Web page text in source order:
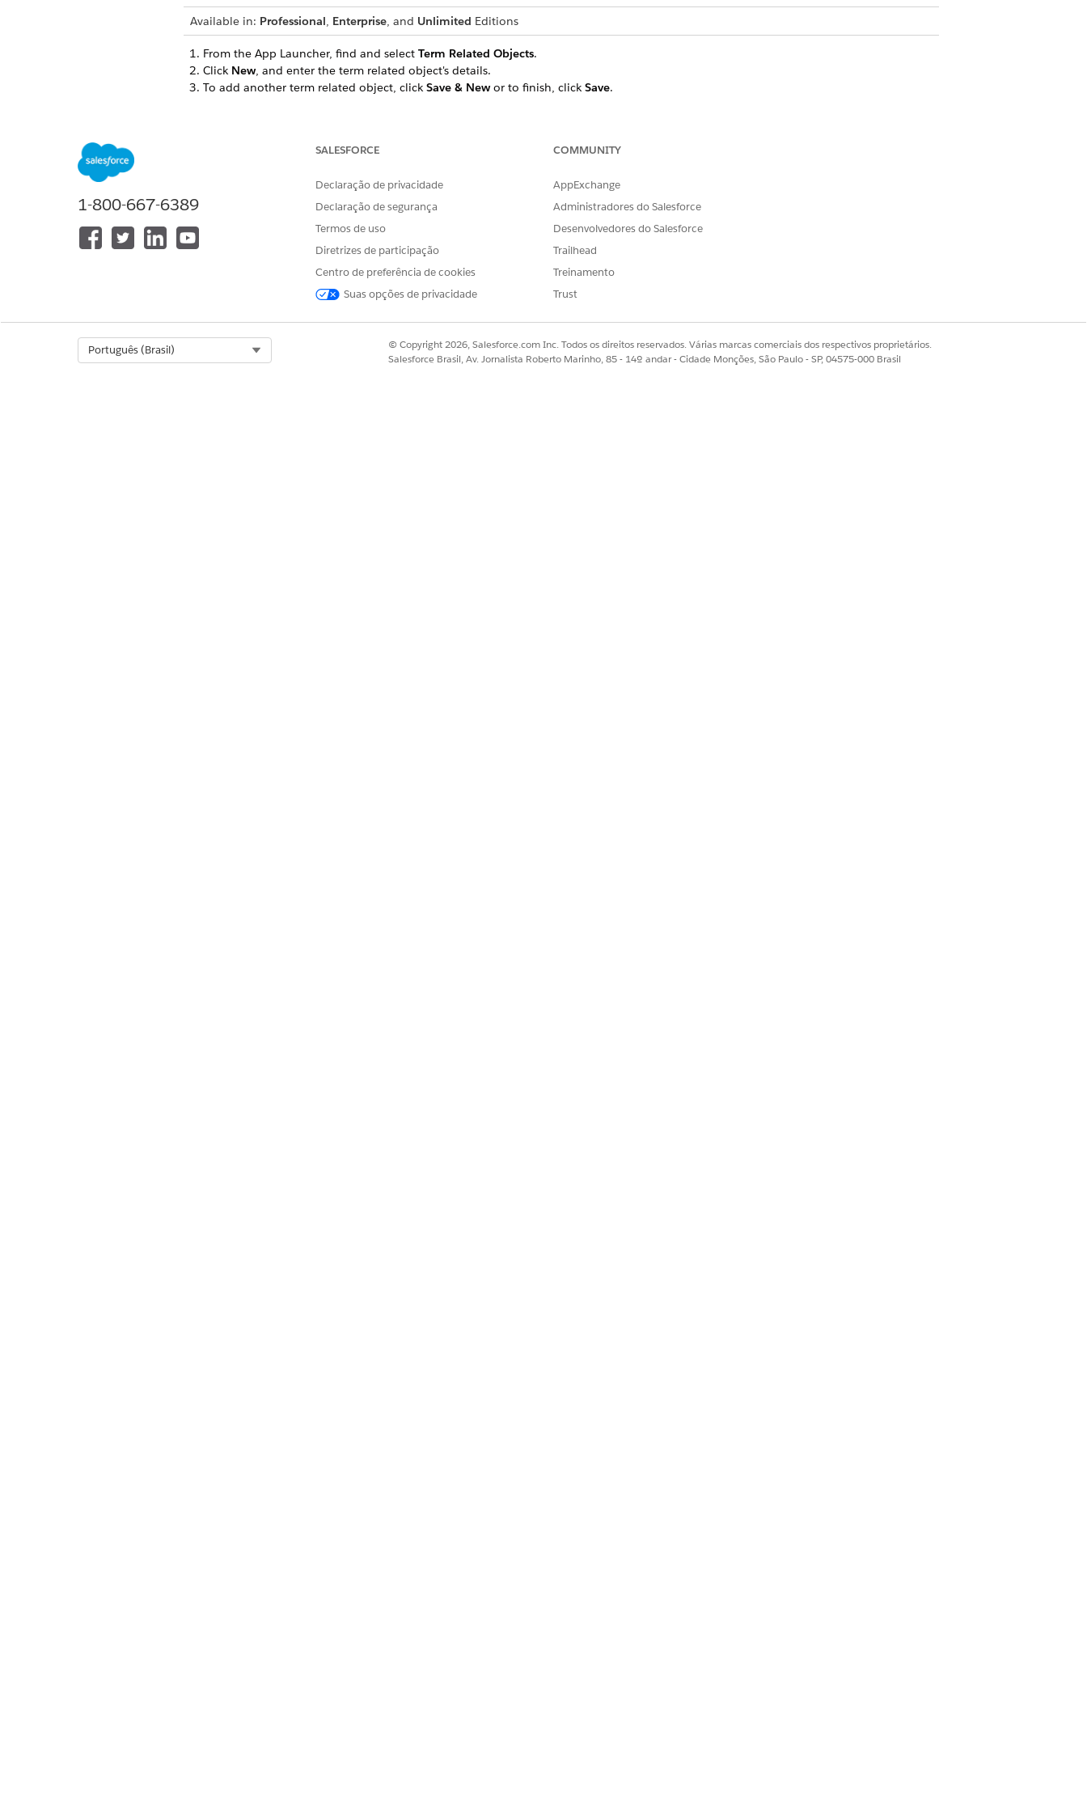
Available in: Professional, Enterprise, and Unlimited Editions
From the App Launcher, find and select Term Related Objects.
Click New, and enter the term related object's details.
To add another term related object, click Save & Newor to finish, click Save.
ESTE ARTIGO RESOLVEU SEU PROBLEMA?
1-800-667-6389
SALESFORCE
Declaração de privacidade
Declaração de segurança
Termos de uso
Diretrizes de participação
Centro de preferência de cookies
Suas opções de privacidade
COMMUNITY
AppExchange
Administradores do Salesforce
Desenvolvedores do Salesforce
Trailhead
Treinamento
Trust
Português (Brasil)
© Copyright 2026, Salesforce.com Inc. Todos os direitos reservados. Várias marcas comerciais dos respectivos proprietários.
Salesforce Brasil, Av. Jornalista Roberto Marinho, 85 - 14º andar - Cidade Monções, São Paulo - SP, 04575-000 Brasil